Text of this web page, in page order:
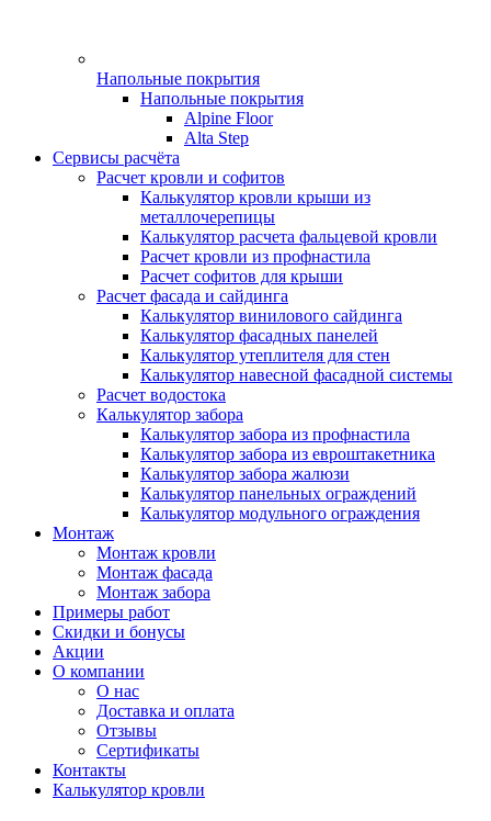
Напольные покрытия
Напольные покрытия
Alpine Floor
Alta Step
Сервисы расчёта
Расчет кровли и софитов
Калькулятор кровли крыши из
металлочерепицы
Калькулятор расчета фальцевой кровли
Расчет кровли из профнастила
Расчет софитов для крыши
Расчет фасада и сайдинга
Калькулятор винилового сайдинга
Калькулятор фасадных панелей
Калькулятор утеплителя для стен
Калькулятор навесной фасадной системы
Расчет водостока
Калькулятор забора
Калькулятор забора из профнастила
Калькулятор забора из евроштакетника
Калькулятор забора жалюзи
Калькулятор панельных ограждений
Калькулятор модульного ограждения
Монтаж
Монтаж кровли
Монтаж фасада
Монтаж забора
Примеры работ
Скидки и бонусы
Акции
О компании
О нас
Доставка и оплата
Отзывы
Сертификаты
Контакты
Калькулятор кровли